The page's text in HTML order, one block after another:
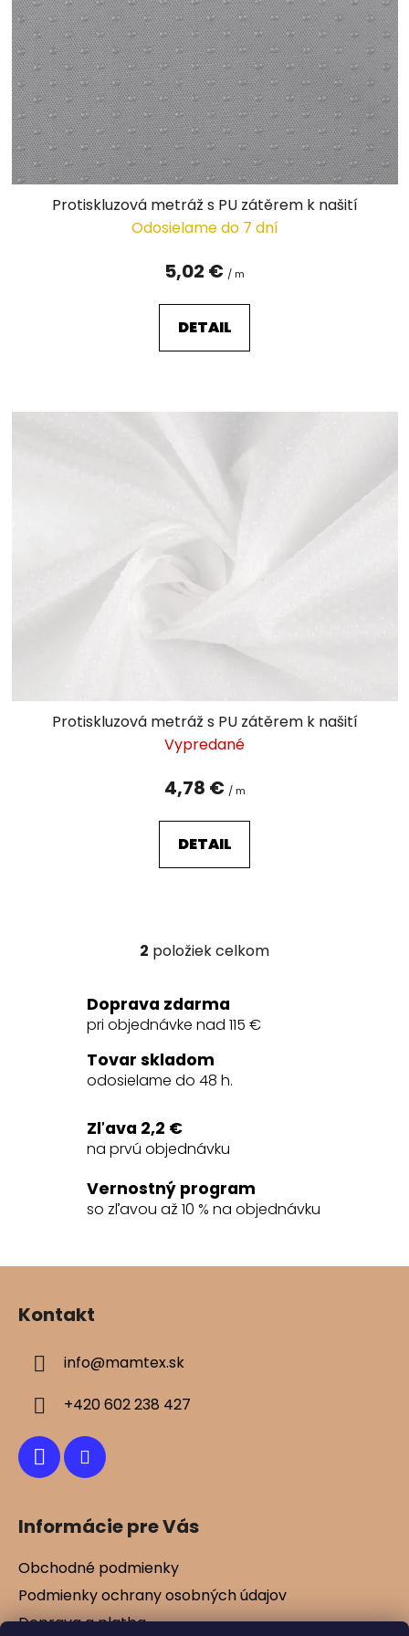
p
r
o
d
u
k
t
o
Protiskluzová metráž s PU zátěrem k našití
Odosielame do 7 dní
5,02 € / m
DETAIL
Protiskluzová metráž s PU zátěrem k našití
Vypredané
4,78 € / m
DETAIL
O
l
á
a
c
p
r
v
k
y
ý
2 položiek celkom
Doprava zdarma
pri objednávke nad 115 €
Tovar skladom
odosielame do 48 h.
Zľava 2,2 €
na prvú objednávku
Vernostný program
so zľavou až 10 % na objednávku
Z
Kontakt
info@mamtex.sk
+420 602 238 427
Informácie pre Vás
Obchodné podmienky
Podmienky ochrany osobných údajov
Doprava a platba